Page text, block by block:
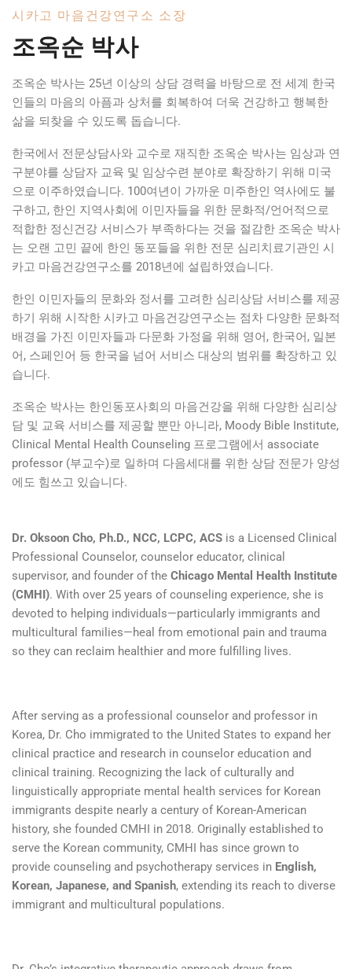
시카고 마음건강연구소 소장
조옥순 박사
조옥순 박사는 25년 이상의 상담 경력을 바탕으로 전 세계 한국
인들의 마음의 아픔과 상처를 회복하여 더욱 건강하고 행복한
삶을 되찾을 수 있도록 돕습니다.
한국에서 전문상담사와 교수로 재직한 조옥순 박사는 임상과 연
구분야를 상담자 교육 및 임상수련 분야로 확장하기 위해 미국
으로 이주하였습니다. 100여년이 가까운 미주한인 역사에도 불
구하고, 한인 지역사회에 이민자들을 위한 문화적/언어적으로
적합한 정신건강 서비스가 부족하다는 것을 절감한 조옥순 박사
는 오랜 고민 끝에 한인 동포들을 위한 전문 심리치료기관인 시
카고 마음건강연구소를 2018년에 설립하였습니다.
한인 이민자들의 문화와 정서를 고려한 심리상담 서비스를 제공
하기 위해 시작한 시카고 마음건강연구소는 점차 다양한 문화적
배경을 가진 이민자들과 다문화 가정을 위해 영어, 한국어, 일본
어, 스페인어 등 한국을 넘어 서비스 대상의 범위를 확장하고 있
습니다.
조옥순 박사는 한인동포사회의 마음건강을 위해 다양한 심리상
담 및 교육 서비스를 제공할 뿐만 아니라, Moody Bible Institute,
Clinical Mental Health Counseling 프로그램에서 associate
professor (부교수)로 일하며 다음세대를 위한 상담 전문가 양성
에도 힘쓰고 있습니다.
Dr. Oksoon Cho, Ph.D., NCC, LCPC, ACS is a Licensed Clinical
Professional Counselor, counselor educator, clinical
supervisor, and founder of the Chicago Mental Health Institute
(CMHI). With over 25 years of counseling experience, she is
devoted to helping individuals—particularly immigrants and
multicultural families—heal from emotional pain and trauma
so they can reclaim healthier and more fulfilling lives.
After serving as a professional counselor and professor in
Korea, Dr. Cho immigrated to the United States to expand her
clinical practice and research in counselor education and
clinical training. Recognizing the lack of culturally and
linguistically appropriate mental health services for Korean
immigrants despite nearly a century of Korean-American
history, she founded CMHI in 2018. Originally established to
serve the Korean community, CMHI has since grown to
provide counseling and psychotherapy services in English,
Korean, Japanese, and Spanish, extending its reach to diverse
immigrant and multicultural populations.